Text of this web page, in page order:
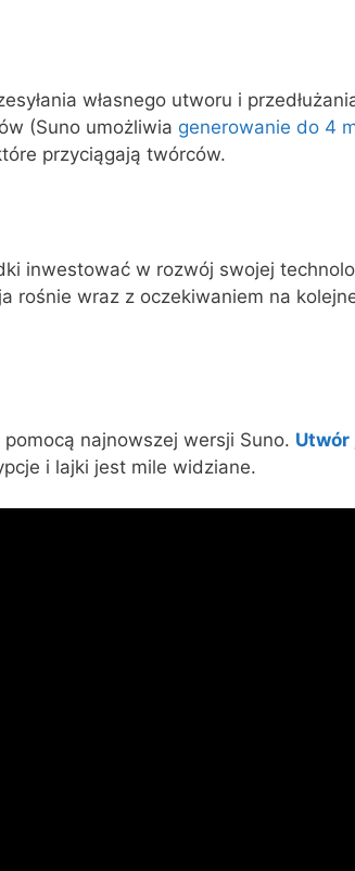
własnego utworu i
(Suno umożliwia generowanie do 4
przyciągają twórców.
inwestować w rozwój swojej
rośnie wraz z oczekiwaniem na
najnowszej wersji Suno. Utwór
i lajki jest mile widziane.